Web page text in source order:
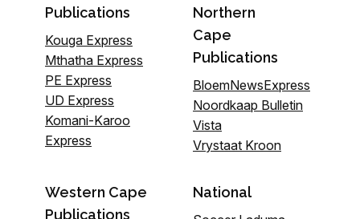
Publications
Kouga Express
Mthatha Express
PE Express
UD Express
Komani-Karoo
Express
Northern
Cape
Publications
BloemNewsExpress
Noordkaap Bulletin
Vista
Vrystaat Kroon
Western Cape
Publications
National